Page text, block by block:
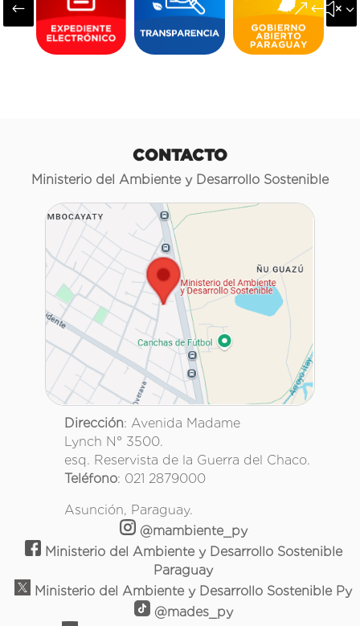
#
CONTACTO
Ministerio del Ambiente y Desarrollo Sostenible
Dirección: Avenida Madame
Lynch N° 3500.
esq. Reservista de la Guerra del Chaco.
Teléfono: 021 2879000
Asunción, Paraguay.
@mambiente_py
Ministerio del Ambiente y Desarrollo Sostenible
Paraguay
Ministerio del Ambiente y Desarrollo Sostenible Py
@mades_py